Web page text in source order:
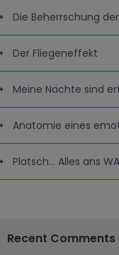
Die Beherrschung
Der Fliegeneffekt
Meine Nächte sind
Anatomie eines
Platsch… Alles ans
Recent Comments